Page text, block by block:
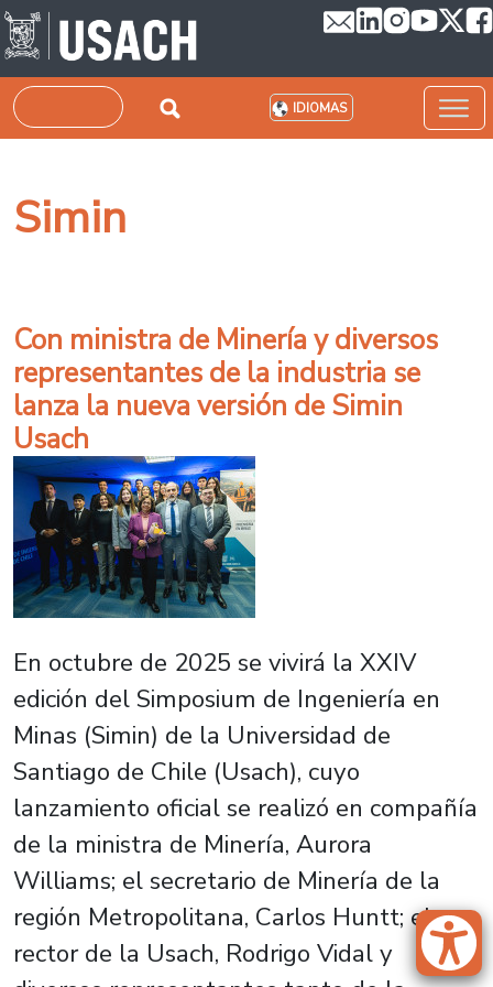
Pasar al contenido principal
Buscar IDIOMAS
Simin
Con ministra de Minería y diversos
representantes de la industria se
lanza la nueva versión de Simin
Usach
En octubre de 2025 se vivirá la XXIV
edición del Simposium de Ingeniería en
Minas (Simin) de la Universidad de
Santiago de Chile (Usach), cuyo
lanzamiento oficial se realizó en compañía
de la ministra de Minería, Aurora
Williams; el secretario de Minería de la
región Metropolitana, Carlos Huntt; el
rector de la Usach, Rodrigo Vidal y